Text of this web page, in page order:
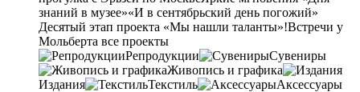
знаний в музее»«И в сентябрьский день погожий»
Десятый этап проекта «Мы нашли таланты»!Встречи у
Мольберта все проекты
Репродукции
Сувениры
Живопись и графика
Издания
Текстиль Аксессуары